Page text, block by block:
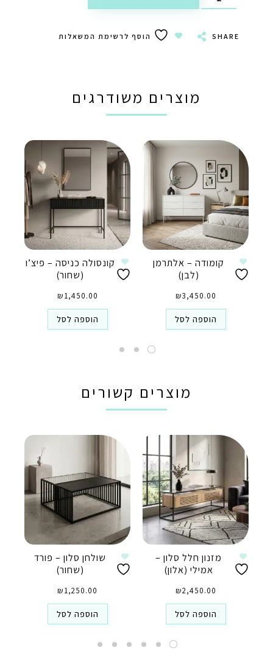
SHARE הוסף לרשימת המשאלות
מוצרים משודרגים
קומודה – אלתרמן
(לבן)
₪3,450.00
הוספה לסל
קונסולה כניסה – פיצ’ו
(שחור)
₪1,450.00
הוספה לסל
מוצרים קשורים
מזנון חלל סלון –
אמילי (אלון)
₪2,450.00
הוספה לסל
שולחן סלון – פורד
(שחור)
₪1,250.00
הוספה לסל